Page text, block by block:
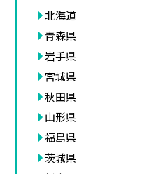
北海道
青森県
岩手県
宮城県
秋田県
山形県
福島県
茨城県